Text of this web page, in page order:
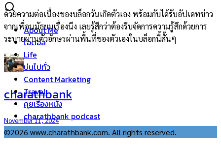
About Me
ไอดอล
Life
บ่นไปทั่ว
Content Marketing
Travel
คุยเรื่องหนัง
charathbank podcast
ด้วยความต่อเนื่องของบล็อกวันเกิดตัวเอง พร้อมกับได้รับอัปเดทข่าว
จากเพื่อนมัธยมเรื่องนึง เลยรู้สึกว่าต้องรีบจัดการความรู้สึกด้วยการ
ระบายผ่านตัวอักษรผ่านพื้นที่ของตัวเองในบล็อกนี้สั้นๆ
charathbank
November 11, 2024
©2026 www.charathbank.com. All rights reserved.